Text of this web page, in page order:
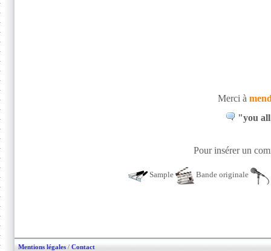
Merci à
"you all
Pour insérer un
Sample Bande originale
Mentions légales / Contact